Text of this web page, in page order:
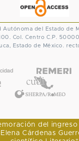
Autónoma del Estado de
Col. Centro C.P.
Estado de México.
del
Cárdenas